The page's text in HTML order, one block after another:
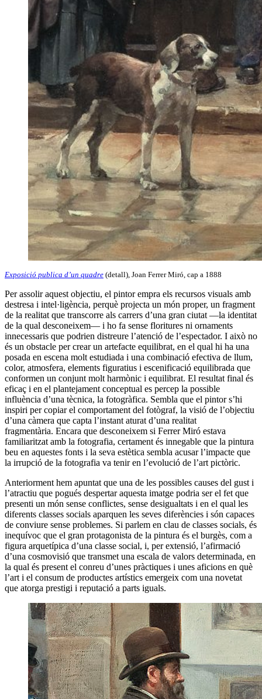
Exposició publica d’un quadre (detall), Joan Ferrer Miró, cap a 1888
Per assolir aquest objectiu, el pintor empra els recursos visuals amb
destresa i intel·ligència, perquè projecta un món proper, un fragment
de la realitat que transcorre als carrers d’una gran ciutat —la identitat
de la qual desconeixem— i ho fa sense floritures ni ornaments
innecessaris que podrien distreure l’atenció de l’espectador. I això no
és un obstacle per crear un artefacte equilibrat, en el qual hi ha una
posada en escena molt estudiada i una combinació efectiva de llum,
color, atmosfera, elements figuratius i escenificació equilibrada que
conformen un conjunt molt harmònic i equilibrat. El resultat final és
eficaç i en el plantejament conceptual es percep la possible
influència d’una tècnica, la fotogràfica. Sembla que el pintor s’hi
inspiri per copiar el comportament del fotògraf, la visió de l’objectiu
d’una càmera que capta l’instant aturat d’una realitat
fragmentària. Encara que desconeixem si Ferrer Miró estava
familiaritzat amb la fotografia, certament és innegable que la pintura
beu en aquestes fonts i la seva estètica sembla acusar l’impacte que
la irrupció de la fotografia va tenir en l’evolució de l’art pictòric.
Anteriorment hem apuntat que una de les possibles causes del gust i
l’atractiu que pogués despertar aquesta imatge podria ser el fet que
presenti un món sense conflictes, sense desigualtats i en el qual les
diferents classes socials aparquen les seves diferències i són capaces
de conviure sense problemes. Si parlem en clau de classes socials, és
inequívoc que el gran protagonista de la pintura és el burgès, com a
figura arquetípica d’una classe social, i, per extensió, l’afirmació
d’una cosmovisió que transmet una escala de valors determinada, en
la qual és present el conreu d’unes pràctiques i unes aficions en què
l’art i el consum de productes artístics emergeix com una novetat
que atorga prestigi i reputació a parts iguals.